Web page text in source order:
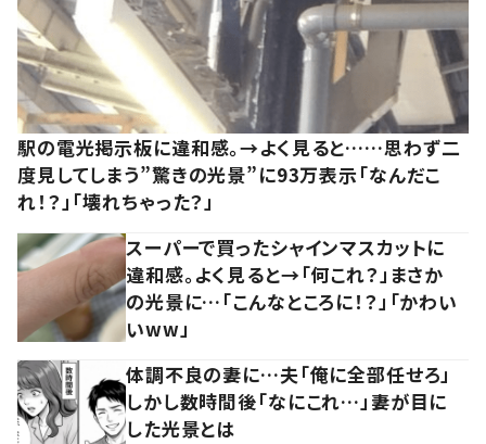
駅の電光掲示板に違和感。→よく見ると……思わず二
度見してしまう”驚きの光景”に93万表示「なんだこ
れ！？」「壊れちゃった？」
スーパーで買ったシャインマスカットに
違和感。よく見ると→「何これ？」まさか
の光景に…「こんなところに！？」「かわい
いww」
体調不良の妻に…夫「俺に全部任せろ」
しかし数時間後「なにこれ…」妻が目に
した光景とは